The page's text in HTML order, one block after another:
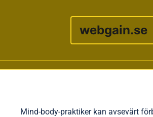
webgain.se
Mind-body-praktiker kan avsevärt